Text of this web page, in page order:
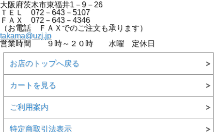
大阪府茨木市東福井1－9－26
ＴＥＬ 072－643－5107
ＦＡＸ 072－643－4346
（お電話 ＦＡＸでのご注文も承ります）
takama@uzj.jp
営業時間 ９時～２０時 水曜 定休日
お店のトップへ戻る
カートを見る
ご利用案内
特定商取引法表示